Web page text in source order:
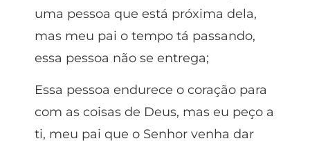
uma pessoa que está próxima dela,
mas meu pai o tempo tá passando,
essa pessoa não se entrega;
Essa pessoa endurece o coração para
com as coisas de Deus, mas eu peço a
ti, meu pai que o Senhor venha dar